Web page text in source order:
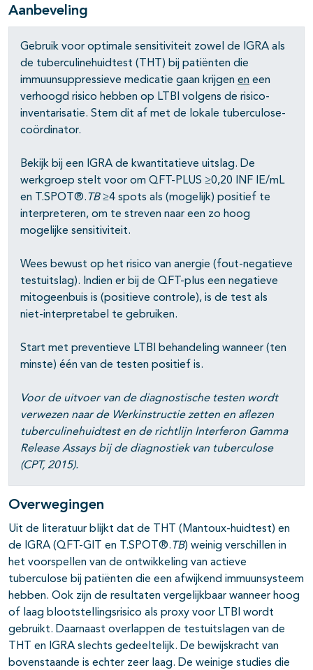
Aanbeveling
Gebruik voor optimale sensitiviteit zowel de IGRA als
de tuberculinehuidtest (THT) bij patiënten die
immuunsuppressieve medicatie gaan krijgen en een
verhoogd risico hebben op LTBI volgens de risico-
inventarisatie. Stem dit af met de lokale tuberculose-
coördinator.
Bekijk bij een IGRA de kwantitatieve uitslag. De
werkgroep stelt voor om QFT-PLUS ≥0,20 INF IE/mL
en T.SPOT®. TB≥4 spots als (mogelijk) positief te
interpreteren, om te streven naar een zo hoog
mogelijke sensitiviteit.
Wees bewust op het risico van anergie (fout-negatieve
testuitslag). Indien er bij de QFT-plus een negatieve
mitogeenbuis is (positieve controle), is de test als
niet-interpretabel te gebruiken.
Start met preventieve LTBI behandeling wanneer (ten
minste) één van de testen positief is.
Voor de uitvoer van de diagnostische testen wordt
verwezen naar de Werkinstructie zetten en aflezen
tuberculinehuidtest en de richtlijn Interferon Gamma
Release Assays bij de diagnostiek van tuberculose
(CPT, 2015).
Overwegingen
Uit de literatuur blijkt dat de THT (Mantoux-huidtest) en
de IGRA (QFT-GIT en T.SPOT®. TB) weinig verschillen in
het voorspellen van de ontwikkeling van actieve
tuberculose bij patiënten die een afwijkend immuunsysteem
hebben. Ook zijn de resultaten vergelijkbaar wanneer hoog
of laag blootstellingsrisico als proxy voor LTBI wordt
gebruikt. Daarnaast overlappen de testuitslagen van de
THT en IGRA slechts gedeeltelijk. De bewijskracht van
bovenstaande is echter zeer laag. De weinige studies die